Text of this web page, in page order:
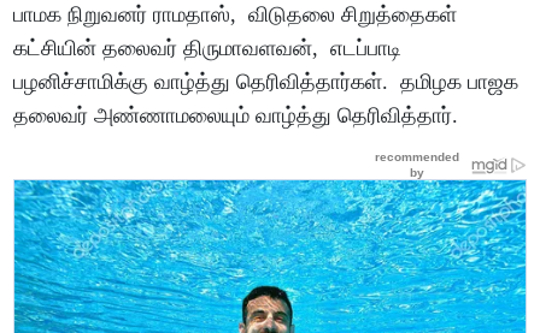
பாமக நிறுவனர் ராமதாஸ், விடுதலை சிறுத்தைகள்
கட்சியின் தலைவர் திருமாவளவன், எடப்பாடி
பழனிச்சாமிக்கு வாழ்த்து தெரிவித்தார்கள். தமிழக பாஜக
தலைவர் அண்ணாமலையும் வாழ்த்து தெரிவித்தார்.